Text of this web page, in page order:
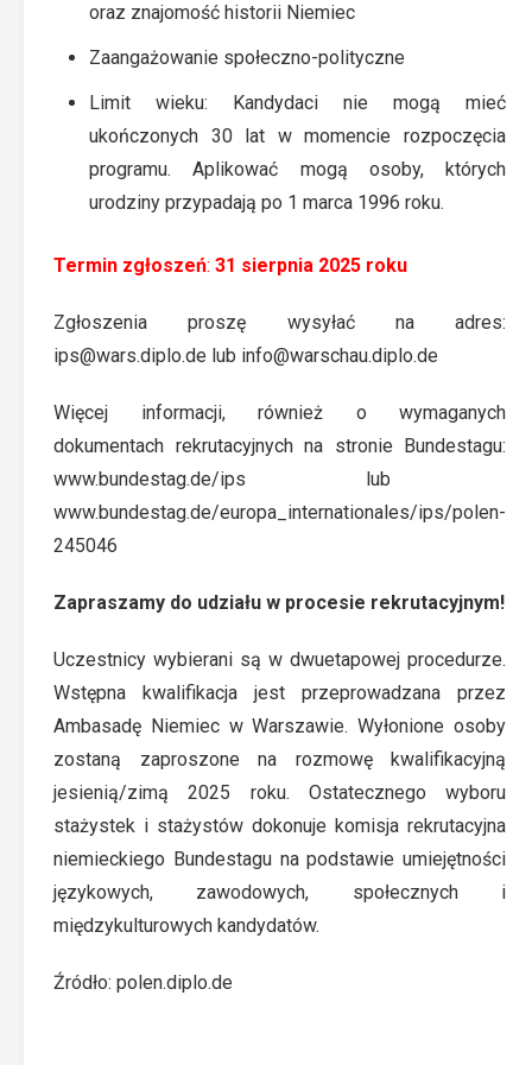
oraz znajomość historii Niemiec
Zaangażowanie społeczno-polityczne
Limit wieku: Kandydaci nie mogą mieć
ukończonych 30 lat w momencie rozpoczęcia
programu. Aplikować mogą osoby, których
urodziny przypadają po 1 marca 1996 roku.
Termin zgłoszeń: 31 sierpnia 2025 roku
Zgłoszenia proszę wysyłać na adres:
ips@wars.diplo.de lub info@warschau.diplo.de
Więcej informacji, również o wymaganych
dokumentach rekrutacyjnych na stronie Bundestagu:
www.bundestag.de/ips lub
www.bundestag.de/europa_internationales/ips/polen-
245046
Zapraszamy do udziału w procesie rekrutacyjnym!
Uczestnicy wybierani są w dwuetapowej procedurze.
Wstępna kwalifikacja jest przeprowadzana przez
Ambasadę Niemiec w Warszawie. Wyłonione osoby
zostaną zaproszone na rozmowę kwalifikacyjną
jesienią/zimą 2025 roku. Ostatecznego wyboru
stażystek i stażystów dokonuje komisja rekrutacyjna
niemieckiego Bundestagu na podstawie umiejętności
językowych, zawodowych, społecznych i
międzykulturowych kandydatów.
Źródło: polen.diplo.de